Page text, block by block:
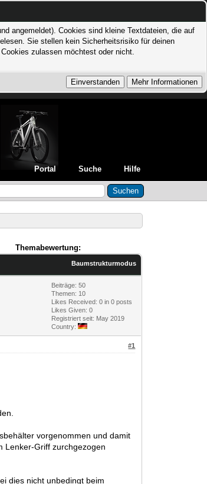
angemeldet). Cookies sind kleine Textdateien, die auf
Sie stellen kein Sicherheitsrisiko für deinen
zulassen möchtest oder nicht.
Portal Suche Hilfe
Themabewertung:
Baumstrukturmodus
Beiträge: 50
Themen: 10
Likes Received:0 in 0 posts
Likes Given: 0
Registriert seit: May 2019
Country:
#1
vorgenommen und damit
Lenker-Griff zurchgezogen
dies nicht unbedingt beim